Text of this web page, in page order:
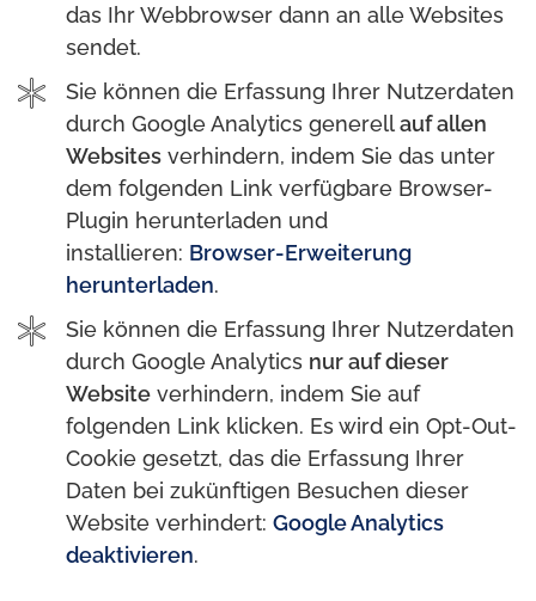
das Ihr Webbrowser dann an alle Websites
sendet.
Sie können die Erfassung Ihrer Nutzerdaten
durch Google Analytics generellauf allen
Websites verhindern, indem Sie das unter
dem folgenden Link verfügbare Browser-
Plugin herunterladen und
installieren: Browser-Erweiterung
herunterladen.
Sie können die Erfassung Ihrer Nutzerdaten
durch Google Analytics nur auf dieser
Website verhindern, indem Sie auf
folgenden Link klicken. Es wird ein Opt-Out-
Cookie gesetzt, das die Erfassung Ihrer
Daten bei zukünftigen Besuchen dieser
Website verhindert: Google Analytics
deaktivieren.